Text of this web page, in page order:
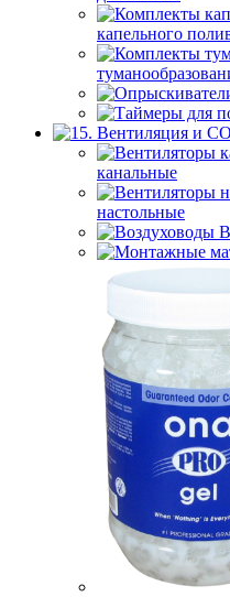
капельного
канальные
настольные